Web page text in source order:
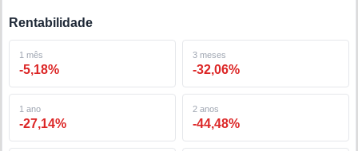
Rentabilidade
1 mês
-5,18%
3 meses
-32,06%
1 ano
-27,14%
2 anos
-44,48%